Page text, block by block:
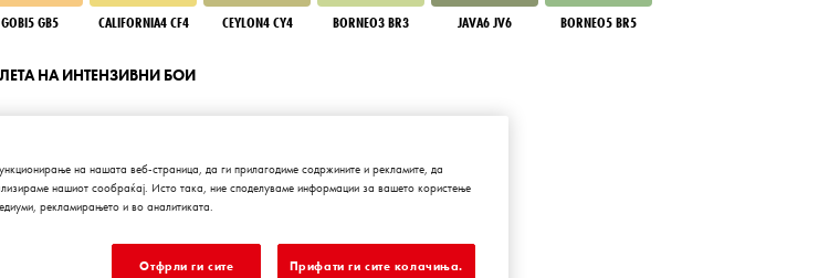
GOBI5 GB5 CALIFORNIA4 CF4 CEYLON4 CY4 BORNEO3 BR3 JAVA6 JV6 BORNEO5 BR5
НА ИНТЕНЗИВНИ БОИ
DIAMOND
MORNING
EMERALD PARK DIAMOND EVENING
на нашата веб-страница, да ги прилагодиме содржините и рекламите, да
нашиот сообраќај. Исто така, ние споделуваме информации за вашето користење
рекламирањето и во аналитиката.
Отфрли ги сите Прифати ги сите колачиња.